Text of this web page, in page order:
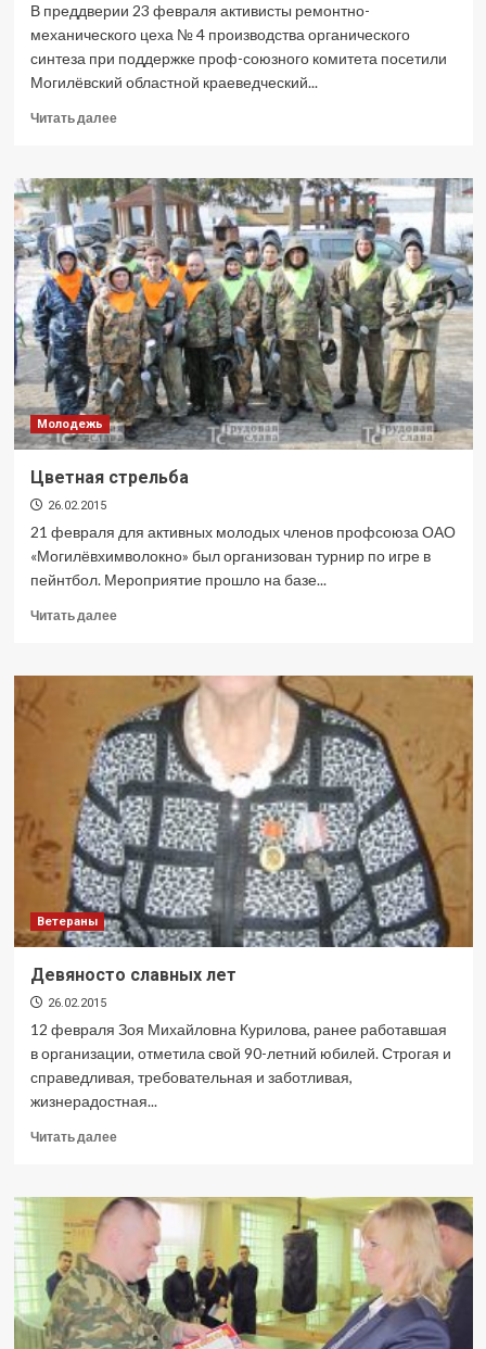
В преддверии 23 февраля активисты ремонтно-
механического цеха № 4 производства органического
синтеза при поддержке проф-союзного комитета посетили
Могилёвский областной краеведческий...
Читать далееПрочитать
Экскурсия
в
военные
годы
Молодежь
Цветная стрельба
26.02.2015
21 февраля для активных молодых членов профсоюза ОАО
«Могилёвхимволокно» был организован турнир по игре в
пейнтбол. Мероприятие прошло на базе...
Читать далееПрочитать
Цветная
стрельба
Ветераны
Девяносто славных лет
26.02.2015
12 февраля Зоя Михайловна Курилова, ранее работавшая
в организации, отметила свой 90-летний юбилей. Строгая и
справедливая, требовательная и заботливая,
жизнерадостная...
Читать далееПрочитать
Девяносто
славных